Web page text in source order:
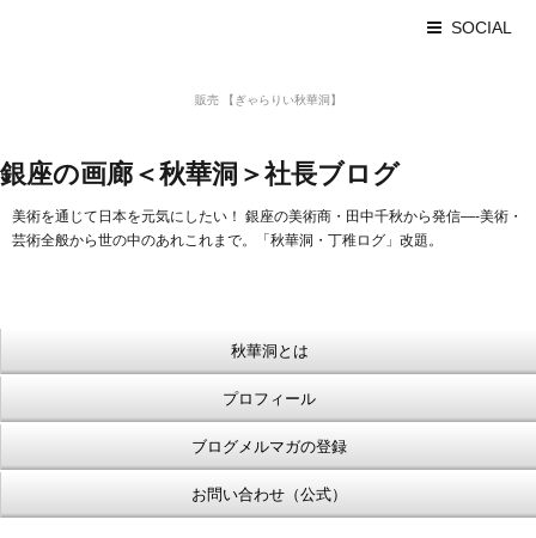
SOCIAL
販売 【ぎゃらりい秋華洞】
銀座の画廊＜秋華洞＞社長ブログ
美術を通じて日本を元気にしたい！ 銀座の美術商・田中千秋から発信—-美術・
芸術全般から世の中のあれこれまで。「秋華洞・丁稚ログ」改題。
秋華洞とは
プロフィール
ブログメルマガの登録
お問い合わせ（公式）